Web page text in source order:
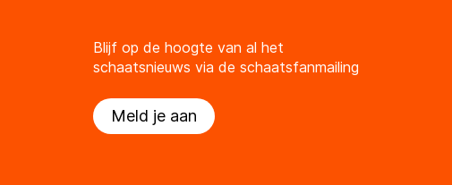
Blijf op de hoogte van al het
schaatsnieuws via de schaatsfanmailing
Meld je aan